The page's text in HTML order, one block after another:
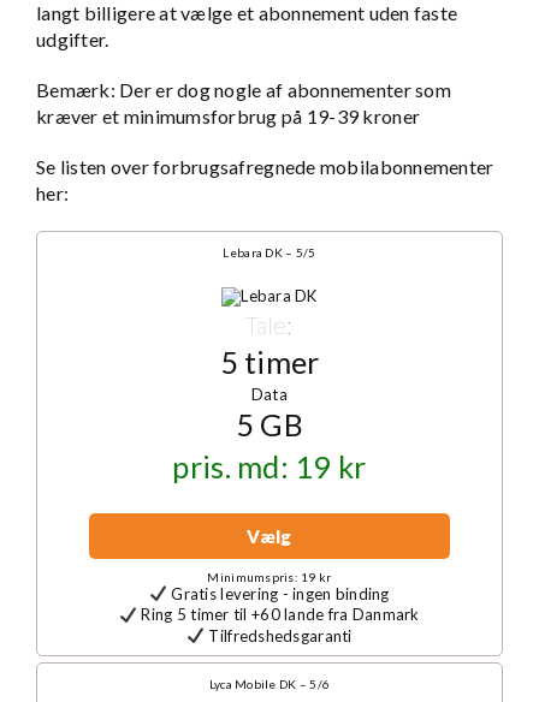
langt billigere at vælge et abonnement uden faste
udgifter.
Bemærk: Der er dog nogle af abonnementer som
kræver et minimumsforbrug på 19-39 kroner
Se listen over forbrugsafregnede mobilabonnementer
her:
Lebara DK – 5/5
Tale:
5 timer
Data
5 GB
pris. md: 19 kr
Vælg
Minimumspris: 19 kr
Gratis levering - ingen binding
Ring 5 timer til +60 lande fra Danmark
Tilfredshedsgaranti
Lyca Mobile DK – 5/6